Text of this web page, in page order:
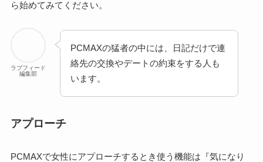
ら始めてみてください。
ラブフィード
編集部
PCMAXの猛者の中には、日記だけで連
絡先の交換やデートの約束をする人も
います。
アプローチ
PCMAXで女性にアプローチするとき使う機能は『気になり